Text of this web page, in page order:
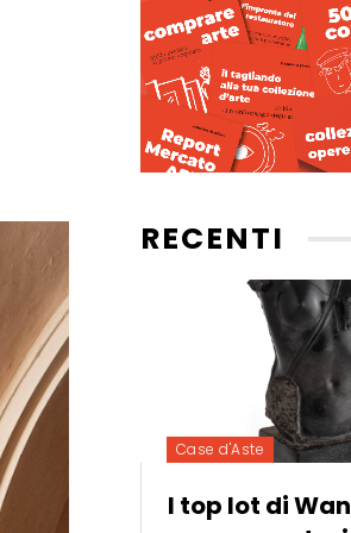
RECENTI
Case d'Aste
I top lot di